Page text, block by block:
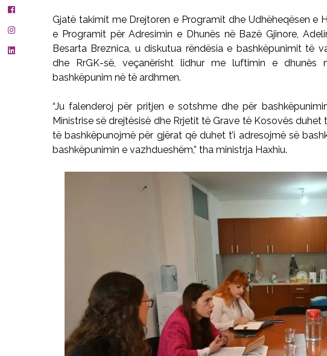
Gjatë takimit me Drejtoren e Programit dhe Udhëheqësen e
e Programit për Adresimin e Dhunës në Bazë Gjinore,
Besarta Breznica, u diskutua rëndësia e bashkëpunimit të
dhe RrGK-së, veçanërisht lidhur me luftimin e
bashkëpunim në të ardhmen.
“Ju falenderoj për pritjen e sotshme dhe për
Ministrise së drejtësisë dhe Rrjetit të Grave të Kosovës
të bashkëpunojmë për gjërat që duhet t’i adresojmë së
bashkëpunimin e vazhdueshëm,” tha ministrja Haxhiu.